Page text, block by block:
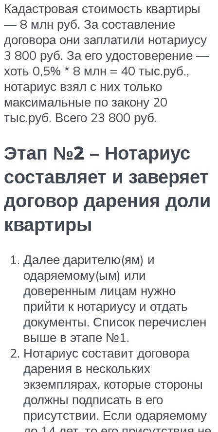
Кадастровая стоимость квартиры
— 8 млн руб. За составление
договора они заплатили нотариусу
3 800 руб. За его удостоверение —
хоть 0,5% * 8 млн = 40 тыс.руб.,
нотариус взял с них только
максимальные по закону 20
тыс.руб. Всего 23 800 руб.
Этап №2 – Нотариус
составляет и заверяет
договор дарения доли
квартиры
Далее дарителю(ям) и
одаряемому(ым) или
доверенным лицам нужно
прийти к нотариусу и отдать
документы. Список перечислен
выше в этапе №1.
Нотариус составит договора
дарения в нескольких
экземплярах, которые стороны
должны подписать в его
присутствии. Если одаряемому